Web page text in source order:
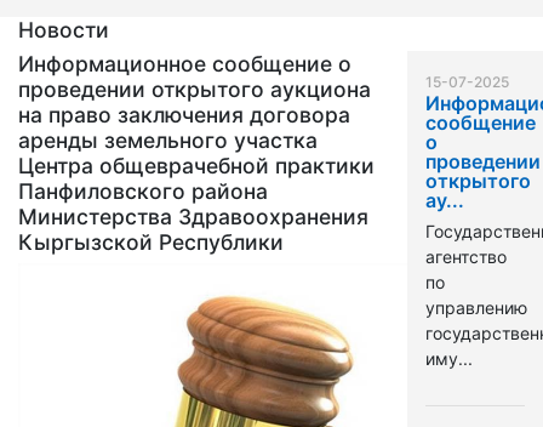
Новости
Информационное сообщение о
проведении открытого аукциона
на право заключения договора
аренды земельного участка
Центра общеврачебной практики
Панфиловского района
Министерства Здравоохранения
Кыргызской Республики
15-07-2025
сообщение
о
проведении
открытого
ау...
агентство
по
управлению
иму...